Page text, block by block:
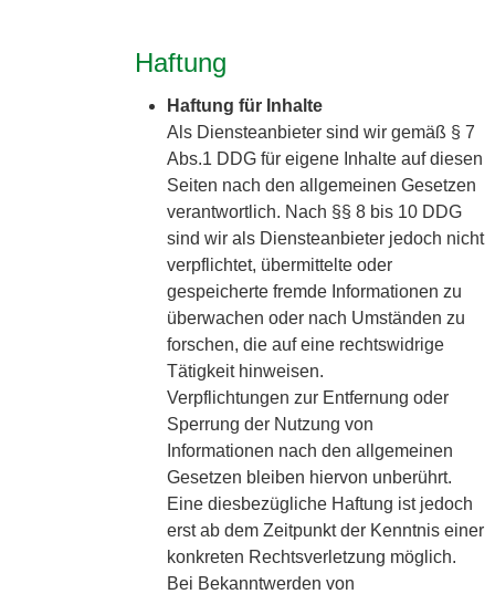
Haftung
Haftung für Inhalte
Als Diensteanbieter sind wir gemäß § 7
Abs.1 DDG für eigene Inhalte auf diesen
Seiten nach den allgemeinen Gesetzen
verantwortlich. Nach §§ 8 bis 10 DDG
sind wir als Diensteanbieter jedoch nicht
verpflichtet, übermittelte oder
gespeicherte fremde Informationen zu
überwachen oder nach Umständen zu
forschen, die auf eine rechtswidrige
Tätigkeit hinweisen.
Verpflichtungen zur Entfernung oder
Sperrung der Nutzung von
Informationen nach den allgemeinen
Gesetzen bleiben hiervon unberührt.
Eine diesbezügliche Haftung ist jedoch
erst ab dem Zeitpunkt der Kenntnis einer
konkreten Rechtsverletzung möglich.
Bei Bekanntwerden von